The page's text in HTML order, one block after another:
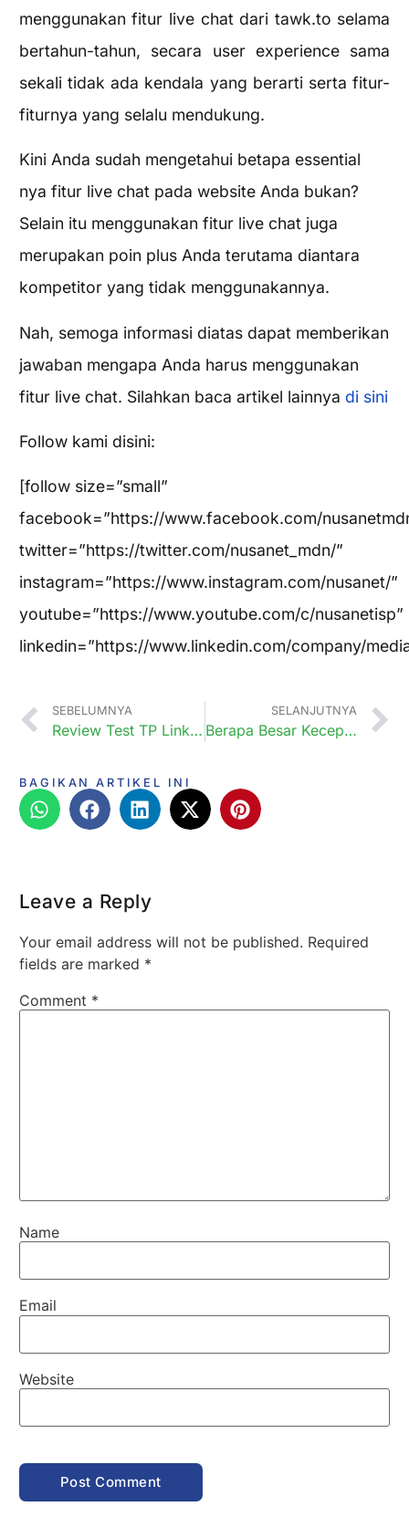
menggunakan fitur live chat dari tawk.to selama
bertahun-tahun, secara user experience sama
sekali tidak ada kendala yang berarti serta fitur-
fiturnya yang selalu mendukung.
Kini Anda sudah mengetahui betapa essential
nya fitur live chat pada website Anda bukan?
Selain itu menggunakan fitur live chat juga
merupakan poin plus Anda terutama diantara
kompetitor yang tidak menggunakannya.
Nah, semoga informasi diatas dapat memberikan
jawaban mengapa Anda harus menggunakan
fitur live chat. Silahkan baca artikel lainnya di sini
Follow kami disini:
[follow size=”small”
facebook=”https://www.facebook.com/
twitter=”https://twitter.com/nusanet_mdn/”
instagram=”https://www.instagram.com/nusanet/”
youtube=”https://www.youtube.com/c/nusanetisp”
linkedin=”https://www.linkedin.com/company/
SEBELUMNYA
Review Test TP Link Deco E41200
SELANJUTNYA
Berapa Besar Kecepatan internet yang saya butuhkan?
BAGIKAN ARTIKEL INI
Leave a Reply
Your email address will not be published. Required
fields are marked *
Comment *
Name
Email
Website